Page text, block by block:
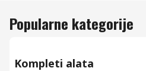
Popularne kategorije
Kompleti alata